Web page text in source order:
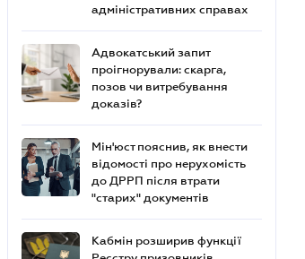
адміністративних справах
Адвокатський запит
проігнорували: скарга,
позов чи витребування
доказів?
Мін'юст пояснив, як внести
відомості про нерухомість
до ДРРП після втрати
"старих" документів
Кабмін розширив функції